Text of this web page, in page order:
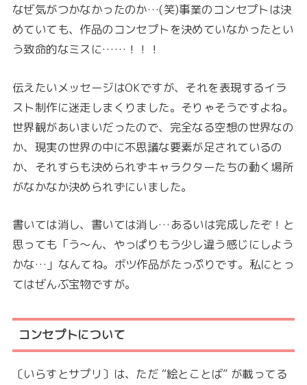
なぜ気がつかなかったのか…(笑)事業のコンセプトは決
めていても、作品のコンセプトを決めていなかったとい
う致命的なミスに……！！！
伝えたいメッセージはOKですが、それを表現するイラ
スト制作に迷走しまくりました。そりゃそうですよね。
世界観があいまいだったので、完全なる空想の世界なの
か、現実の世界の中に不思議な要素が足されているの
か、それすらも決められずキャラクターたちの動く場所
がなかなか決められずにいました。
書いては消し、書いては消し…あるいは完成したぞ！と
思っても「う～ん、やっぱりもう少し違う感じにしよう
かな…」なんてね。ボツ作品がたっぷりです。私にとっ
てはぜんぶ宝物ですが。
コンセプトについて
〔いらすとサプリ〕は、ただ “絵とことば” が載ってる